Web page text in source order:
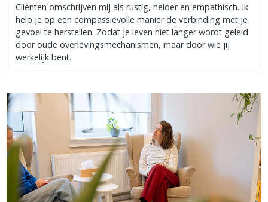
Cliënten omschrijven mij als rustig, helder en empathisch. Ik
help je op een compassievolle manier de verbinding met je
gevoel te herstellen. Zodat je leven niet langer wordt geleid
door oude overlevingsmechanismen, maar door wie jij
werkelijk bent.